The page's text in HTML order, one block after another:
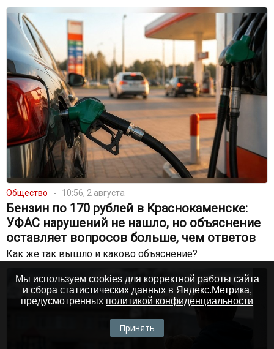
Общество 10:56, 2 августа
Бензин по 170 рублей в Краснокаменске:
УФАС нарушений не нашло, но объяснение
оставляет вопросов больше, чем ответов
Как же так вышло и каково объяснение?
Мы используем cookies для корректной работы сайта
и сбора статистических данных в Яндекс.Метрика,
предусмотренных политикой конфиденциальности
Принять